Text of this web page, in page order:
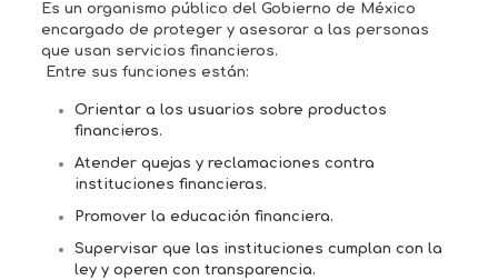
Es un organismo público del Gobierno de México
encargado de proteger y asesorar a las personas
que usan servicios financieros.
Entre sus funciones están:
Orientar a los usuarios sobre productos
financieros.
Atender quejas y reclamaciones contra
instituciones financieras.
Promover la educación financiera.
Supervisar que las instituciones cumplan con la
ley y operen con transparencia.